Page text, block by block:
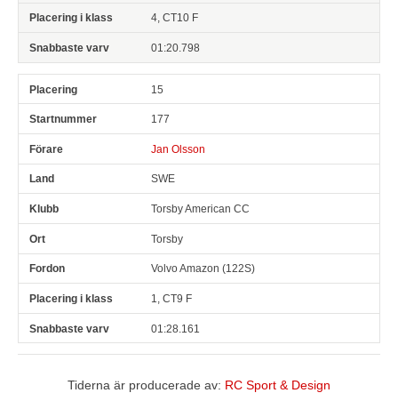
4, CT10 F
01:20.798
15
177
Jan Olsson
SWE
Torsby American CC
Torsby
Volvo Amazon (122S)
1, CT9 F
01:28.161
Tiderna är producerade av: RC Sport & Design